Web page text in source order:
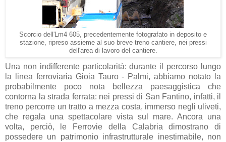
Scorcio dell'Lm4 605, precedentemente fotografato in deposito e
stazione, ripreso assieme al suo breve treno cantiere, nei pressi
dell'area di lavoro del cantiere.
Una non indifferente particolarità: durante il percorso lungo
la linea ferroviaria Gioia Tauro - Palmi, abbiamo notato la
probabilmente poco nota bellezza paesaggistica che
contorna la strada ferrata: nei pressi di San Fantino, infatti, il
treno percorre un tratto a mezza costa, immerso negli uliveti,
che regala una spettacolare vista sul mare. Ancora una
volta, perciò, le Ferrovie della Calabria dimostrano di
possedere un patrimonio infrastrutturale inestimabile, non